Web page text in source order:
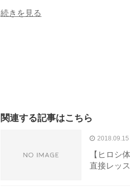
続きを見る
関連する記事はこちら
2018.09.15
【ヒロシ
直接レッ